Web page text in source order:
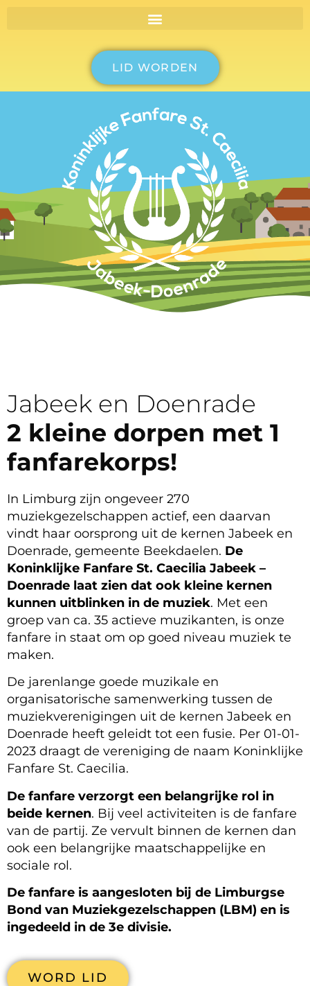
LID WORDEN
Jabeek en Doenrade
2 kleine dorpen met 1
fanfarekorps!
In Limburg zijn ongeveer 270
muziekgezelschappen actief, een daarvan
vindt haar oorsprong uit de kernen Jabeek en
Doenrade, gemeente Beekdaelen. De
Koninklijke Fanfare St. Caecilia Jabeek –
Doenrade laat zien dat ook kleine kernen
kunnen uitblinken in de muziek. Met een
groep van ca. 35 actieve muzikanten, is onze
fanfare in staat om op goed niveau muziek te
maken.
De jarenlange goede muzikale en
organisatorische samenwerking tussen de
muziekverenigingen uit de kernen Jabeek en
Doenrade heeft geleidt tot een fusie. Per 01-01-
2023 draagt de vereniging de naam Koninklijke
Fanfare St. Caecilia.
De fanfare verzorgt een belangrijke rol in
beide kernen. Bij veel activiteiten is de fanfare
van de partij. Ze vervult binnen de kernen dan
ook een belangrijke maatschappelijke en
sociale rol.
De fanfare is aangesloten bij de Limburgse
Bond van Muziekgezelschappen (LBM) en is
ingedeeld in de 3e divisie.
WORD LID